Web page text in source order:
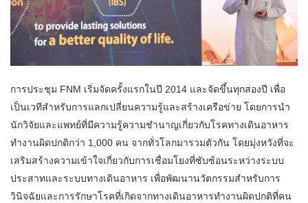
การประชุม FNM เริ่มจัดครั้งแรกในปี 2014 และจัดขึ้นทุกสองปี เพื่อ
เป็นเวทีสำหรับการแลกเปลี่ยนความรู้และสร้างเครือข่าย โดยการนำ
นักวิจัยและแพทย์ที่มีความรู้ความชำนาญเกี่ยวกับโรคทางเดินอาหาร
ทำงานผิดปกติกว่า 1,000 คน จากทั่วโลกมารวมตัวกัน โดยมุ่งหวังที่จะ
เสริมสร้างความเข้าใจเกี่ยวกับการเชื่อมโยงที่ซับซ้อนระหว่างระบบ
ประสาทและระบบทางเดินอาหาร เพื่อพัฒนานวัตกรรมสำหรับการ
วินิจฉัยและการรักษาโรคที่เกิดจากทางเดินอาหารทำงานผิดปกติที่คน